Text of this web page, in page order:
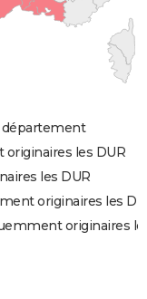
département
les DUR
les DUR
originaires les
originaires